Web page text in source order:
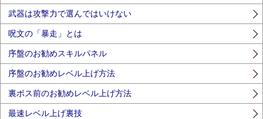
武器は攻撃力で選んではいけない
呪文の「暴走」とは
序盤のお勧めスキルパネル
序盤のお勧めレベル上げ方法
裏ボス前のお勧めレベル上げ方法
最速レベル上げ裏技